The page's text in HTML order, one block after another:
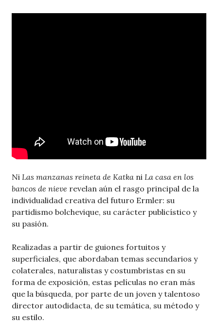
Ni Las manzanas reineta de Katka ni La casa en los
bancos de nieve revelan aún el rasgo principal de la
individualidad creativa del futuro Ermler: su
partidismo bolchevique, su carácter publicístico y
su pasión.
Realizadas a partir de guiones fortuitos y
superficiales, que abordaban temas secundarios y
colaterales, naturalistas y costumbristas en su
forma de exposición, estas películas no eran más
que la búsqueda, por parte de un joven y talentoso
director autodidacta, de su temática, su método y
su estilo.